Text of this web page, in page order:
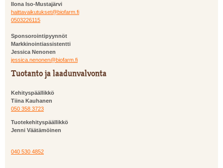
Ilona Iso-Mustajärvi
haittavaikutukset@biofarm.fi
0503226115
Sponsorointipyynnöt
Markkinointiassistentti
Jessica Nenonen
jessica.nenonen@biofarm.fi
Tuotanto ja laadunvalvonta
Kehityspäällikkö
Tiina Kauhanen
050 358 3723
Tuotekehityspäällikkö
Jenni Väätämöinen
040 530 4852